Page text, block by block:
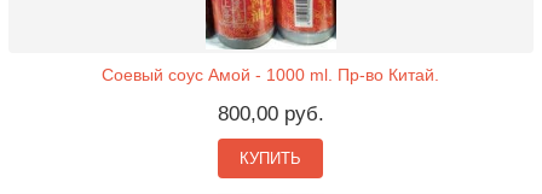
Соевый соус Амой - 1000 ml. Пр-во Китай.
800,00 руб.
КУПИТЬ